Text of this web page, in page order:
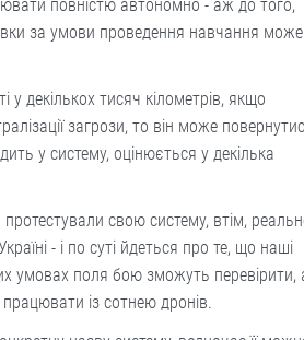
повністю автономно - аж до того,
за умови проведення навчання може
декількох тисяч кілометрів, якщо
загрози, то він може
у систему, оцінюється у декілька
свою систему, втім,
- і по суті йдеться про те, що наші
умовах поля бою зможуть перевірити,
із сотнею дронів.